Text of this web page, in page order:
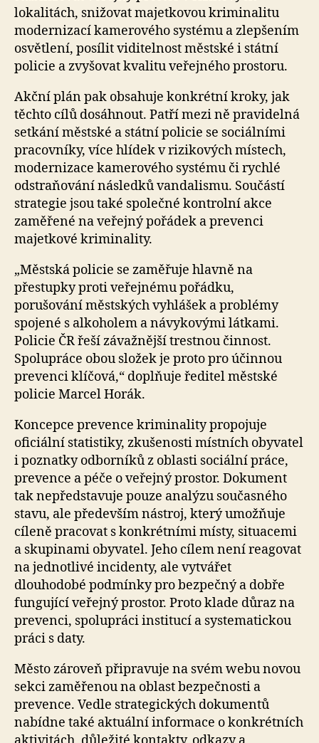
lokalitách, snižovat majetkovou kriminalitu
modernizací kamerového systému a zlepšením
osvětlení, posílit viditelnost městské i státní
policie a zvyšovat kvalitu veřejného prostoru.
Akční plán pak obsahuje konkrétní kroky, jak
těchto cílů dosáhnout. Patří mezi ně pravidelná
setkání městské a státní policie se sociálními
pracovníky, více hlídek v rizikových místech,
modernizace kamerového systému či rychlé
odstraňování následků vandalismu. Součástí
strategie jsou také společné kontrolní akce
zaměřené na veřejný pořádek a prevenci
majetkové kriminality.
„Městská policie se zaměřuje hlavně na
přestupky proti veřejnému pořádku,
porušování městských vyhlášek a problémy
spojené s alkoholem a návykovými látkami.
Policie ČR řeší závažnější trestnou činnost.
Spolupráce obou složek je proto pro účinnou
prevenci klíčová,“ doplňuje ředitel městské
policie Marcel Horák.
Koncepce prevence kriminality propojuje
oficiální statistiky, zkušenosti místních obyvatel
i poznatky odborníků z oblasti sociální práce,
prevence a péče o veřejný prostor. Dokument
tak nepředstavuje pouze analýzu současného
stavu, ale především nástroj, který umožňuje
cíleně pracovat s konkrétními místy, situacemi
a skupinami obyvatel. Jeho cílem není reagovat
na jednotlivé incidenty, ale vytvářet
dlouhodobé podmínky pro bezpečný a dobře
fungující veřejný prostor. Proto klade důraz na
prevenci, spolupráci institucí a systematickou
práci s daty.
Město zároveň připravuje na svém webu novou
sekci zaměřenou na oblast bezpečnosti a
prevence. Vedle strategických dokumentů
nabídne také aktuální informace o konkrétních